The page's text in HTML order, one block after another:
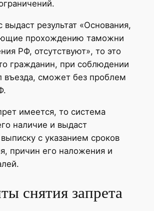
выдаст результат «Основания,
прохождению таможни
РФ, отсутствуют», то это
гражданин, при соблюдении
въезда, сможет без проблем
имеется, то система
наличие и выдаст
с указанием сроков
причин его наложения и
снятия запрета